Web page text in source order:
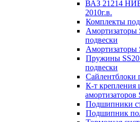
ВАЗ 21214
2010г.в.
Комплекты
Амортизаторы
подвески
Амортизаторы
Пружины SS20
подвески
Сайлентблоки
К-т крепления
амортизаторов
Подшипники
Подшипник